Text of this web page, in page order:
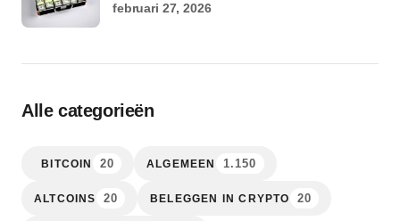
februari 27, 2026
Alle categorieën
BITCOIN 20 ALGEMEEN 1.150
ALTCOINS 20 BELEGGEN IN CRYPTO 20